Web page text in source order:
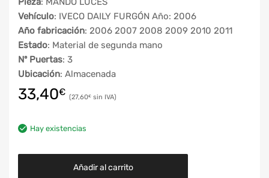
Vehículo: IVECO DAILY FURGÓN Año: 2006
Año fabricación: 2006 2007 2008 2009 2010 2011
Estado: Material de segunda mano
Nº Puertas: 3
Ubicación: Almacenada
33,40€ 27,60€
Hay existencias
Añadir al carrito